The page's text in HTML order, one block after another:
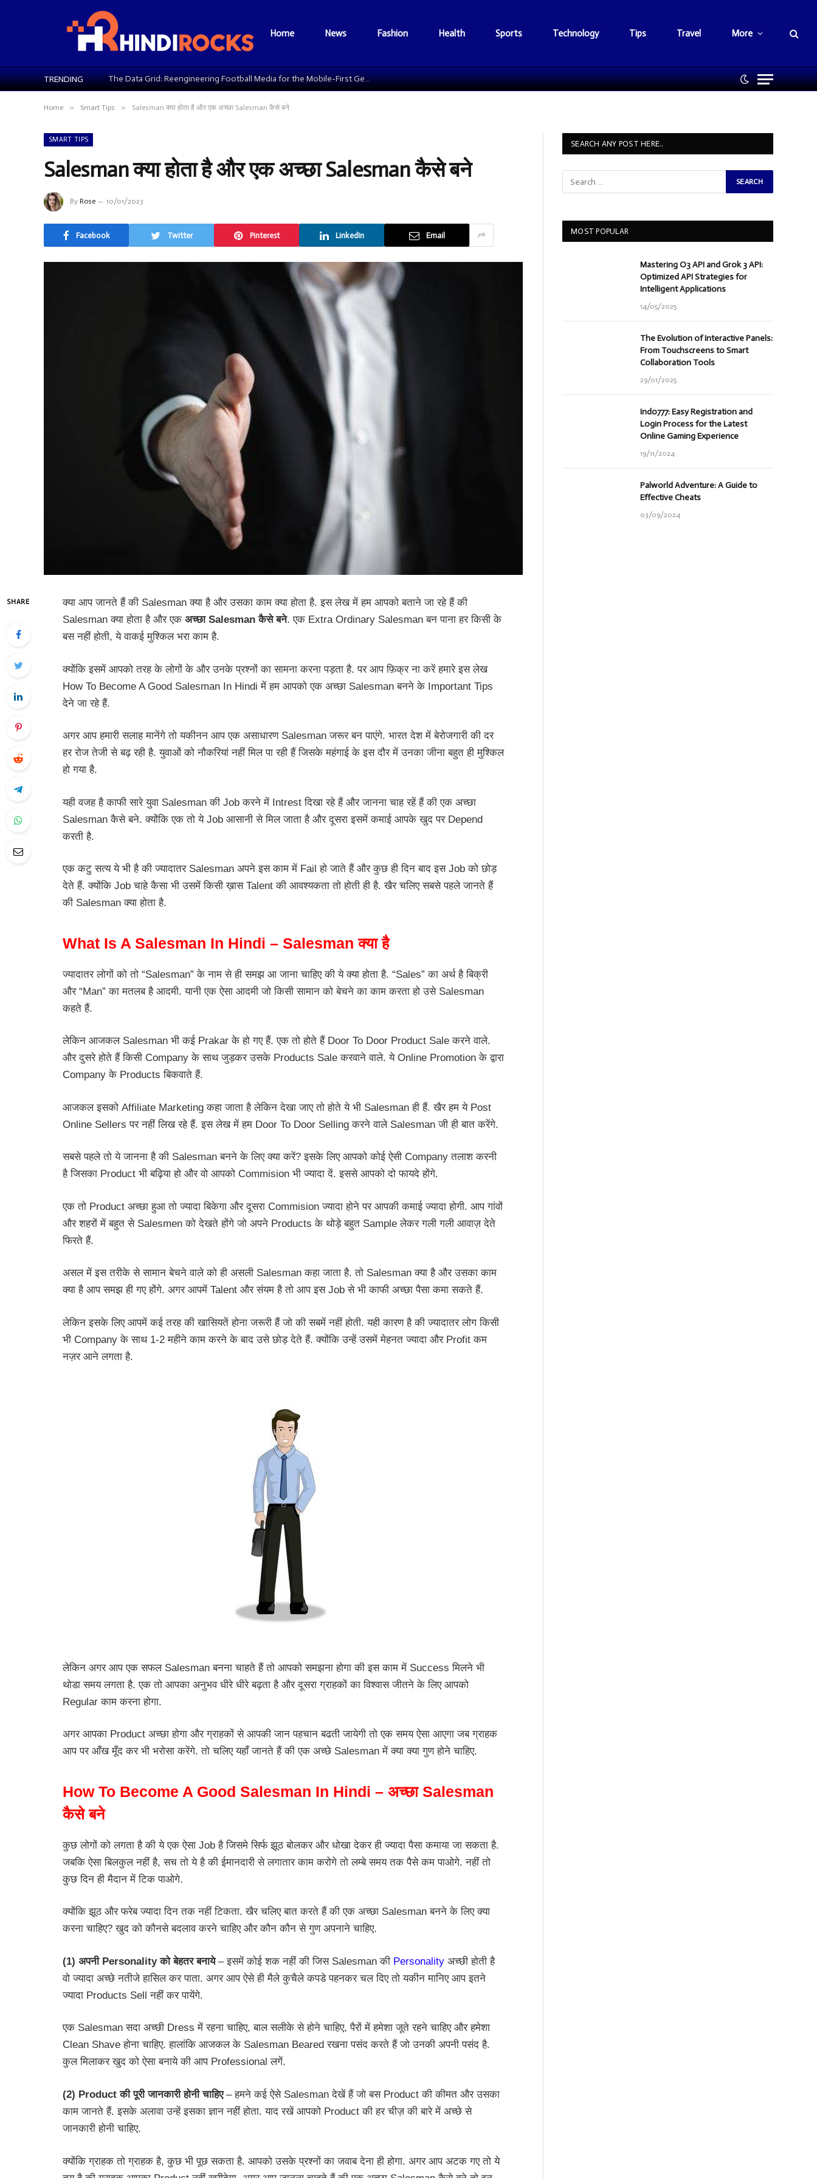
Home News Fashion Health Sports Technology Tips Travel More
TRENDING The Data Grid: Reengineering Football Media for the Mobile-First Generation
Home » Smart Tips » Salesman क्या होता है और एक अच्छा Salesman कैसे बने
SMART TIPS
Salesman क्या होता है और एक अच्छा Salesman कैसे बने
By Rose 10/01/2023
Facebook Twitter Pinterest LinkedIn Email
SHARE
क्या आप जानते हैं की Salesman क्या है और उसका काम क्या होता है. इस लेख में हम आपको बताने जा रहे हैं की
Salesman क्या होता है और एक अच्छा Salesman कैसे बने. एक Extra Ordinary Salesman बन पाना हर किसी के
बस नहीं होती, ये वाकई मुश्किल भरा काम है.
क्योंकि इसमें आपको तरह के लोगों के और उनके प्रश्नों का सामना करना पड़ता है. पर आप फ़िक्र ना करें हमारे इस लेख
How To Become A Good Salesman In Hindi में हम आपको एक अच्छा Salesman बनने के Important Tips
देने जा रहे हैं.
अगर आप हमारी सलाह मानेंगे तो यकीनन आप एक असाधारण Salesman जरूर बन पाएंगे. भारत देश में बेरोजगारी की दर
हर रोज तेजी से बढ़ रही है. युवाओं को नौकरियां नहीं मिल पा रही हैं जिसके महंगाई के इस दौर में उनका जीना बहुत ही मुश्किल
हो गया है.
यही वजह है काफी सारे युवा Salesman की Job करने में Intrest दिखा रहे हैं और जानना चाह रहें हैं की एक अच्छा
Salesman कैसे बने. क्योंकि एक तो ये Job आसानी से मिल जाता है और दूसरा इसमें कमाई आपके खुद पर Depend
करती है.
एक कटु सत्य ये भी है की ज्यादातर Salesman अपने इस काम में Fail हो जाते हैं और कुछ ही दिन बाद इस Job को छोड़
देते हैं. क्योंकि Job चाहे कैसा भी उसमें किसी ख़ास Talent की आवश्यकता तो होती ही है. खैर चलिए सबसे पहले जानते हैं
की Salesman क्या होता है.
What Is A Salesman In Hindi – Salesman क्या है
ज्यादातर लोगों को तो “Salesman” के नाम से ही समझ आ जाना चाहिए की ये क्या होता है. “Sales” का अर्थ है बिक्री
और “Man” का मतलब है आदमी. यानी एक ऐसा आदमी जो किसी सामान को बेचने का काम करता हो उसे Salesman
कहते हैं.
लेकिन आजकल Salesman भी कई Prakar के हो गए हैं. एक तो होते हैं Door To Door Product Sale करने वाले.
और दुसरे होते हैं किसी Company के साथ जुड़कर उसके Products Sale करवाने वाले. ये Online Promotion के द्वारा
Company के Products बिकवाते हैं.
आजकल इसको Affiliate Marketing कहा जाता है लेकिन देखा जाए तो होते ये भी Salesman ही हैं. खैर हम ये Post
Online Sellers पर नहीं लिख रहे हैं. इस लेख में हम Door To Door Selling करने वाले Salesman जी ही बात करेंगे.
सबसे पहले तो ये जानना है की Salesman बनने के लिए क्या करें? इसके लिए आपको कोई ऐसी Company तलाश करनी
है जिसका Product भी बढ़िया हो और वो आपको Commision भी ज्यादा दें. इससे आपको दो फायदे होंगे.
एक तो Product अच्छा हुआ तो ज्यादा बिकेगा और दूसरा Commision ज्यादा होने पर आपकी कमाई ज्यादा होगी. आप गांवों
और शहरों में बहुत से Salesmen को देखते होंगे जो अपने Products के थोड़े बहुत Sample लेकर गली गली आवाज़ देते
फिरते हैं.
असल में इस तरीके से सामान बेचने वाले को ही असली Salesman कहा जाता है. तो Salesman क्या है और उसका काम
क्या है आप समझ ही गए होंगे. अगर आपमें Talent और संयम है तो आप इस Job से भी काफी अच्छा पैसा कमा सकते हैं.
लेकिन इसके लिए आपमें कई तरह की खासियतें होना जरूरी हैं जो की सबमें नहीं होती. यही कारण है की ज्यादातर लोग किसी
भी Company के साथ 1-2 महीने काम करने के बाद उसे छोड़ देते हैं. क्योंकि उन्हें उसमें मेहनत ज्यादा और Profit कम
नज़र आने लगता है.
लेकिन अगर आप एक सफल Salesman बनना चाहते हैं तो आपको समझना होगा की इस काम में Success मिलने भी
थोडा समय लगता है. एक तो आपका अनुभव धीरे धीरे बढ़ता है और दूसरा ग्राहकों का विश्वास जीतने के लिए आपको
Regular काम करना होगा.
अगर आपका Product अच्छा होगा और ग्राहकों से आपकी जान पहचान बढती जायेगी तो एक समय ऐसा आएगा जब ग्राहक
आप पर आँख मूँद कर भी भरोसा करेंगे. तो चलिए यहाँ जानते हैं की एक अच्छे Salesman में क्या क्या गुण होने चाहिए.
How To Become A Good Salesman In Hindi – अच्छा Salesman
कैसे बने
कुछ लोगों को लगता है की ये एक ऐसा Job है जिसमे सिर्फ झूठ बोलकर और धोखा देकर ही ज्यादा पैसा कमाया जा सकता है.
जबकि ऐसा बिलकुल नहीं है, सच तो ये है की ईमानदारी से लगातार काम करोगे तो लम्बे समय तक पैसे कम पाओगे. नहीं तो
कुछ दिन ही मैदान में टिक पाओगे.
क्योंकि झूठ और फरेब ज्यादा दिन तक नहीं टिकता. खैर चलिए बात करते हैं की एक अच्छा Salesman बनने के लिए क्या
करना चाहिए? खुद को कौनसे बदलाव करने चाहिए और कौन कौन से गुण अपनाने चाहिए.
(1) अपनी Personality को बेहतर बनाये– इसमें कोई शक नहीं की जिस Salesman की Personality अच्छी होती है
वो ज्यादा अच्छे नतीजे हासिल कर पाता. अगर आप ऐसे ही मैले कुचैले कपडे पहनकर चल दिए तो यकीन मानिए आप इतने
ज्यादा Products Sell नहीं कर पायेंगे.
एक Salesman सदा अच्छी Dress में रहना चाहिए, बाल सलीके से होने चाहिए, पैरों में हमेशा जूते रहने चाहिए और हमेशा
Clean Shave होना चाहिए. हालांकि आजकल के Salesman Beared रखना पसंद करते हैं जो उनकी अपनी पसंद है.
कुल मिलाकर खुद को ऐसा बनाये की आप Professional लगें.
(2) Product की पूरी जानकारी होनी चाहिए– हमने कई ऐसे Salesman देखें हैं जो बस Product की कीमत और उसका
काम जानते हैं. इसके अलावा उन्हें इसका ज्ञान नहीं होता. याद रखें आपको Product की हर चीज़ की बारे में अच्छे से
जानकारी होनी चाहिए.
क्योंकि ग्राहक तो ग्राहक है, कुछ भी पूछ सकता है. आपको उसके प्रश्नों का जवाब देना ही होगा. अगर आप अटक गए तो ये
SEARCH ANY POST HERE..
MOST POPULAR
Mastering O3 API and Grok 3 API:
Optimized API Strategies for
Intelligent Applications
14/05/2025
The Evolution of Interactive Panels:
From Touchscreens to Smart
Collaboration Tools
29/01/2025
Indo777: Easy Registration and
Login Process for the Latest
Online Gaming Experience
19/11/2024
Palworld Adventure: A Guide to
Effective Cheats
03/09/2024